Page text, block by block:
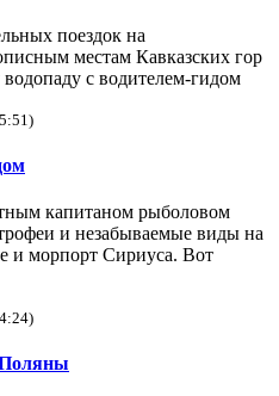
поездок на
местам Кавказских гор
с водителем-гидом
капитаном рыболовом
и незабываемые виды на
и морпорт Сириуса. Вот